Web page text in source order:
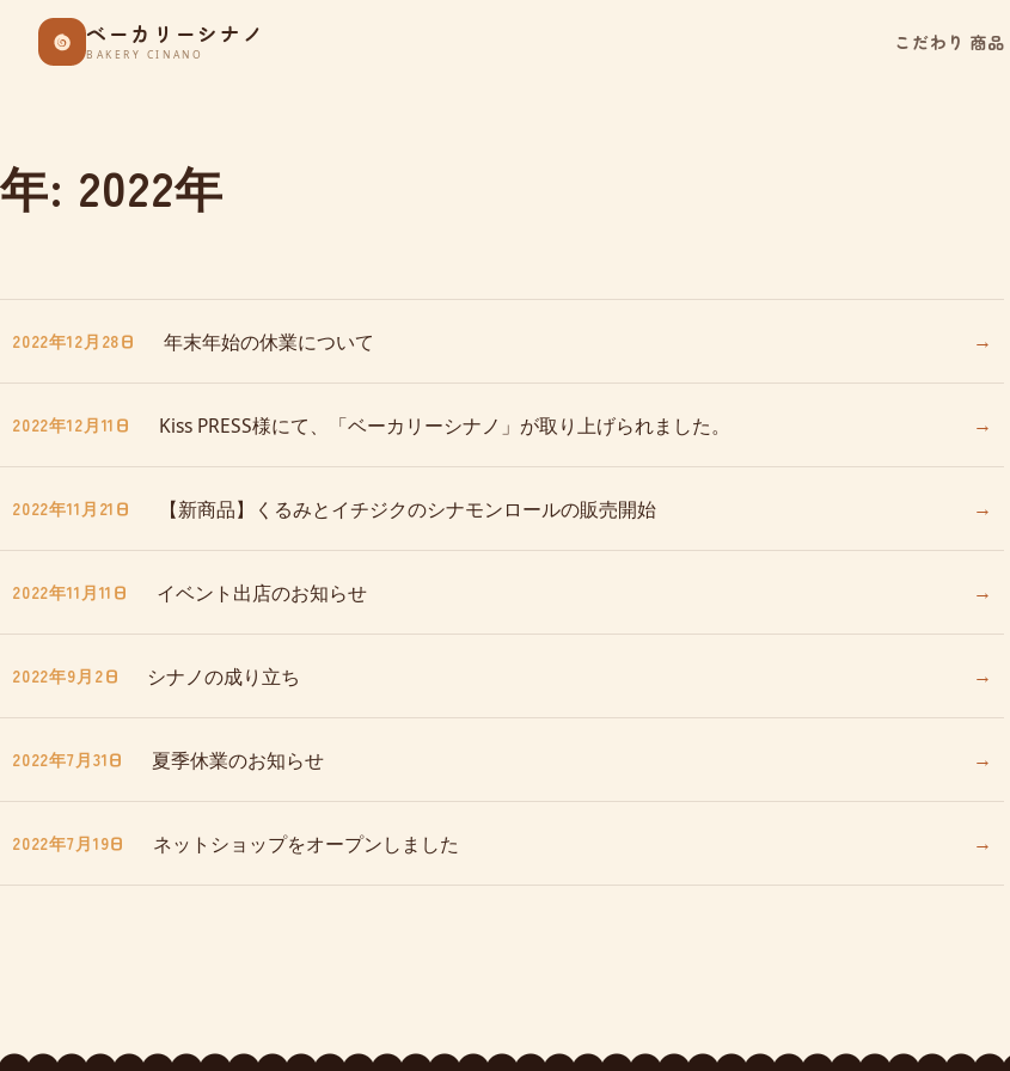
ベーカリーシナノ
BAKERY CINANO
こだわり 商品
年: 2022年
2022年12月28日 年末年始の休業について →
2022年12月11日 Kiss PRESS様にて、「ベーカリーシナノ」が取り上げられました。 →
2022年11月21日 【新商品】くるみとイチジクのシナモンロールの販売開始 →
2022年11月11日 イベント出店のお知らせ →
2022年9月2日 シナノの成り立ち →
2022年7月31日 夏季休業のお知らせ →
2022年7月19日 ネットショップをオープンしました →